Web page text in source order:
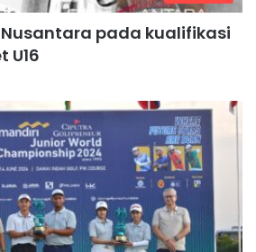
pada kualifikasi
U16